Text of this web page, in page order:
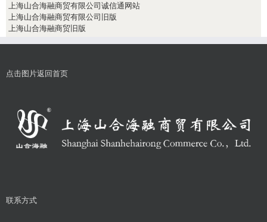
上海山合海融商贸有限公司诚信通网站
上海山合海融商贸有限公司旧版
上海山合海融商贸旧版
点击图片返回首页
联系方式